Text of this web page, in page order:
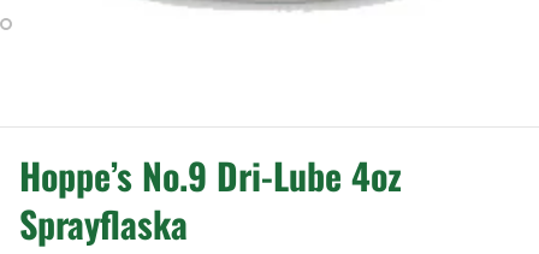
Hoppe’s No.9 Dri-Lube 4oz
Sprayflaska